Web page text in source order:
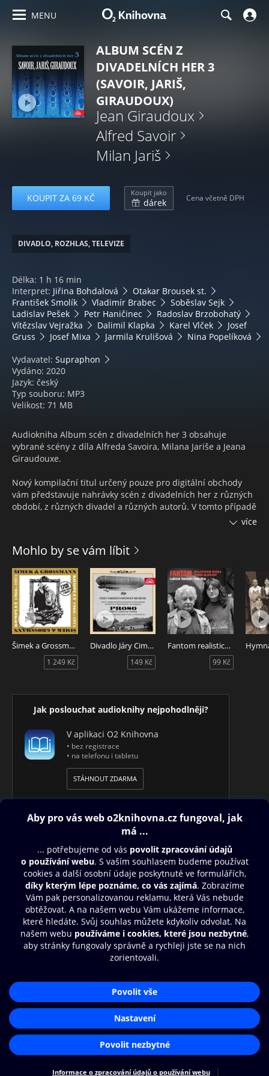
MENU
ALBUM SCÉN Z
DIVADELNÍCH HER 3
(SAVOIR, JARIŠ,
GIRAUDOUX)
Jean Giraudoux
Alfred Savoir
Milan Jariš
KOUPIT ZA 69 KČ Koupit jako
dárek Cena včetně DPH
DIVADLO, ROZHLAS, TELEVIZE
Délka: 1 h 16 min
Interpret: Jiřina Bohdalová
Otakar Brousek st.
František Smolík
Vladimír Brabec
Soběslav Sejk
Ladislav Pešek
Petr Haničinec
Radoslav Brzobohatý
Vítězslav Vejražka
Dalimil Klapka Karel Vlček
Josef
Gruss
Josef Mixa Jarmila Krulišová
Nina Popelíková
Vydavatel: Supraphon
Vydáno: 2020
Jazyk: český
Typ souboru: MP3
Velikost: 71 MB
Audiokniha Album scén z divadelních her 3 obsahuje
vybrané scény z díla Alfreda Savoira, Milana Jariše a Jeana
Giraudouxe.
Nový kompilační titul určený pouze pro digitální obchody
vám představuje nahrávky scén z divadelních her z různých
období, z různých divadel a různých autorů. V tomto případě
Pojďte s námi do divadla - potěšíte se nezapomenutelnými
hlasy a profesionálními výkony herců a hereček Jiřiny
Bohdalové Radoslava Brzobohatého, Petra Haničince,
Otakara Brouska st.,
Ladislava Peška, Františka Smolíka, Vítězslava Vejražky,
Vladimíra Brabce a mnoha dalších skvělých umělců.
více
Mohlo by se vám líbit
Šimek a Grossmann - Komplet 1966-1971
1 249 Kč
Divadlo Járy Cimrmana - Proso
149 Kč
Fantom realistického divadla Zdeňka Nejedlého
99 Kč
Jak poslouchat audioknihy nejpohodlněji?
V aplikaci O2 Knihovna
• bez registrace
• na telefonu i tabletu
STÁHNOUT ZDARMA
Obsah ke stažení
Moje O2 Knihovna
Další zábava
© O2 Czech Republic a.s.
Zásady zpracování osobních údajů
Nastavení cookies
Aplikace O2 Knihovna
Čti a poslouchej své e-knihy a
audioknihy rychleji a pohodlněji.